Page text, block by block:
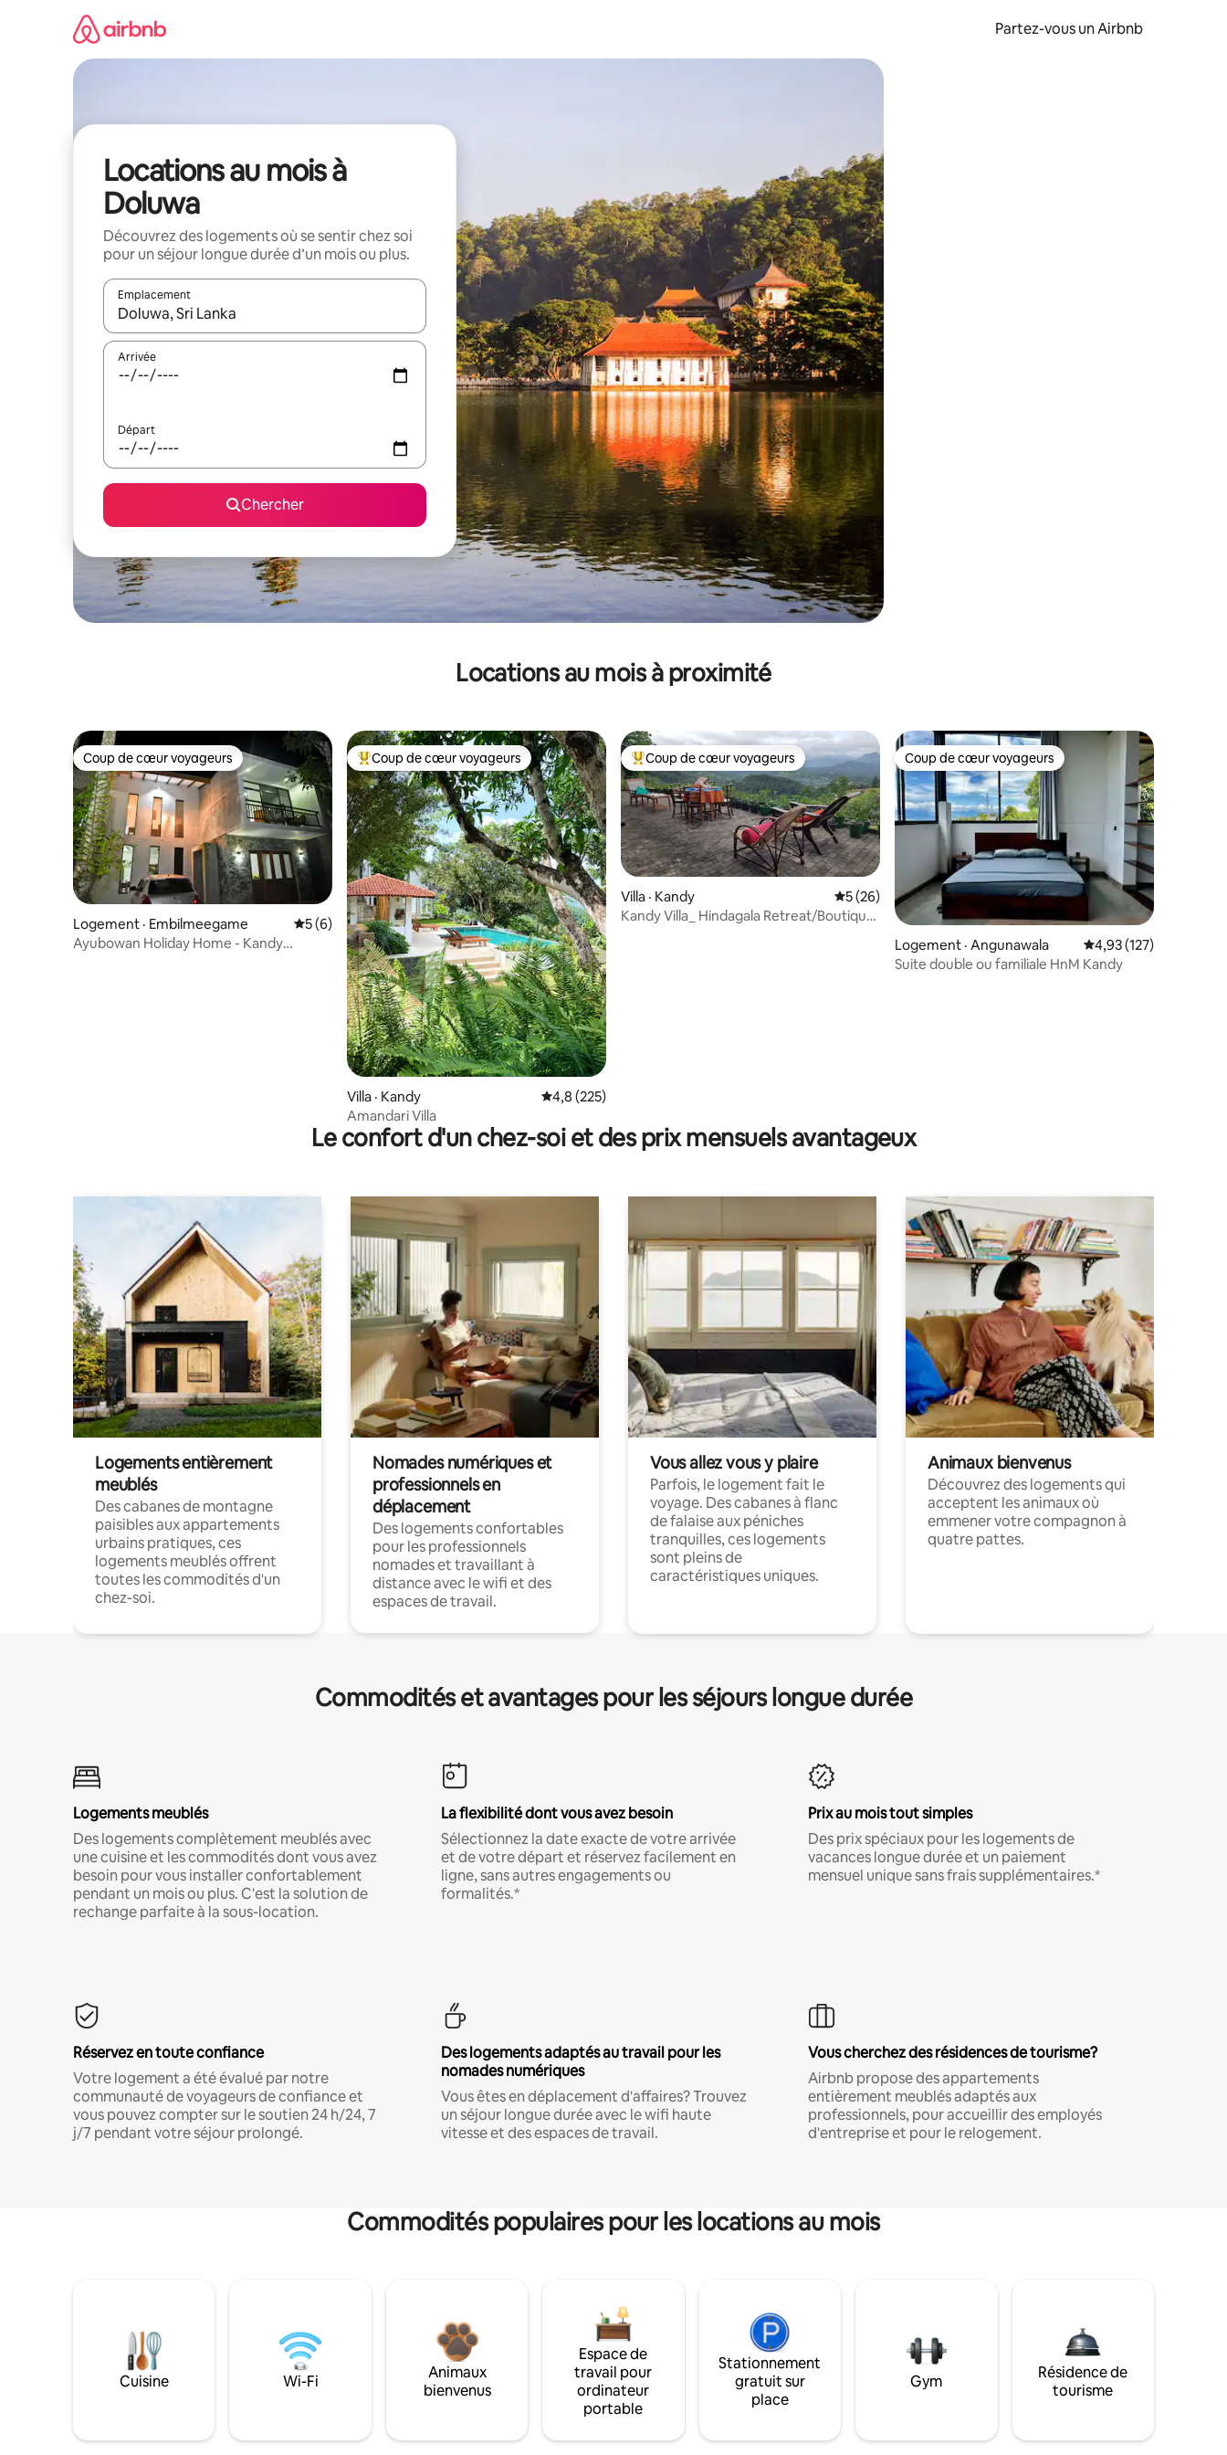
Partez-vous un Airbnb
Locations au mois à
Doluwa
Découvrez des logements où se sentir chez soi
pour un séjour longue durée d’un mois ou plus.
Emplacement
Quand les résultats sont affichés, parcourez-les en utilisant les flèches vers le haut et vers le bas, ou en appuyant dessus et en les faisant glisser.
Arrivée
Départ
Chercher
Locations au mois à proximité
Coup de cœur voyageurs
Coup de cœur voyageurs
Logement · Embilmeegame Note moyenne de 5 sur 5, 6 commentaires
5 (6)
Ayubowan Holiday Home - Kandy
Coup de cœur voyageurs parmi les plus aimés
Coup de cœur voyageurs
Villa · Kandy Note moyenne de 4,8 sur 5, 225 commentaires
4,8 (225)
Amandari Villa
Coup de cœur voyageurs parmi les plus aimés
Coup de cœur voyageurs
Villa · Kandy Note moyenne de 5 sur 5, 26 commentaires
5 (26)
Kandy Villa_ Hindagala Retreat/Boutique
Coup de cœur voyageurs
Coup de cœur voyageurs
Logement · Angunawala Note moyenne de
4,93 (127)
Suite double ou familiale HnM Kandy
Le confort d'un chez-soi et des prix mensuels avantageux
Logements entièrement
meublés
Des cabanes de montagne
paisibles aux appartements
urbains pratiques, ces
logements meublés offrent
toutes les commodités d'un
chez-soi.
Nomades numériques et
professionnels en
déplacement
Des logements confortables
pour les professionnels
nomades et travaillant à
distance avec le wifi et des
espaces de travail.
Vous allez vous y plaire
Parfois, le logement fait le
voyage. Des cabanes à flanc
de falaise aux péniches
tranquilles, ces logements
sont pleins de
caractéristiques uniques.
Animaux bienvenus
Découvrez des logements qui
acceptent les animaux où
emmener votre compagnon à
quatre pattes.
Commodités et avantages pour les séjours longue durée
Logements meublés
Des logements complètement meublés avec
une cuisine et les commodités dont vous avez
besoin pour vous installer confortablement
pendant un mois ou plus. C'est la solution de
rechange parfaite à la sous-location.
La flexibilité dont vous avez besoin
Sélectionnez la date exacte de votre arrivée
et de votre départ et réservez facilement en
ligne, sans autres engagements ou
formalités.*
Prix au mois tout simples
Des prix spéciaux pour les logements de
vacances longue durée et un paiement
mensuel unique sans frais supplémentaires.*
Réservez en toute confiance
Votre logement a été évalué par notre
communauté de voyageurs de confiance et
vous pouvez compter sur le soutien 24 h/24, 7
j/7 pendant votre séjour prolongé.
Des logements adaptés au travail pour les
nomades numériques
Vous êtes en déplacement d'affaires? Trouvez
un séjour longue durée avec le wifi haute
vitesse et des espaces de travail.
Vous cherchez des résidences de tourisme?
Airbnb propose des appartements
entièrement meublés adaptés aux
professionnels, pour accueillir des employés
d'entreprise et pour le relogement.
Commodités populaires pour les locations au mois
Cuisine Wi-Fi
Animaux
bienvenus
Espace de
travail pour
ordinateur
portable
Stationnement
gratuit sur
place
Gym
Résidence de
tourisme